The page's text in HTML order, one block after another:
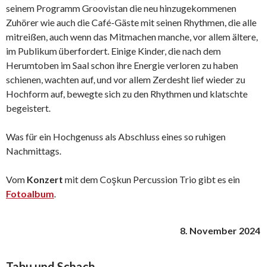
seinem Programm Groovistan die neu hinzugekommenen
Zuhörer wie auch die Café-Gäste mit seinen Rhythmen, die alle
mitreißen, auch wenn das Mitmachen manche, vor allem ältere,
im Publikum überfordert. Einige Kinder, die nach dem
Herumtoben im Saal schon ihre Energie verloren zu haben
schienen, wachten auf, und vor allem Zerdesht lief wieder zu
Hochform auf, bewegte sich zu den Rhythmen und klatschte
begeistert.
Was für ein Hochgenuss als Abschluss eines so ruhigen
Nachmittags.
Vom Konzert mit dem Coşkun Percussion Trio gibt es ein
Fotoalbum
8. November 2024